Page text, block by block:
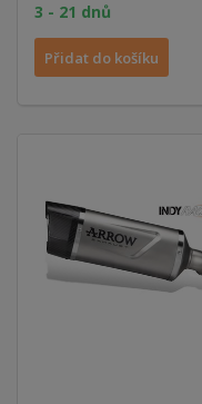
3 - 21 dnů
Přidat do košíku